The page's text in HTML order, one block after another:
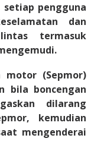
pengguna
dan
termasuk
motor (Sepmor)
bila boncengan
dilarang
kemudian
mengenderai